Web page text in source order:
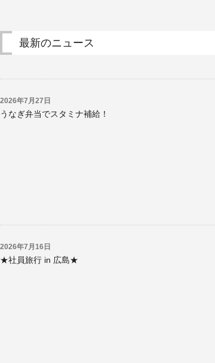
最新のニュース
2026年7月27日
うなぎ弁当でスタミナ補給！
2026年7月16日
★社員旅行 in 広島★